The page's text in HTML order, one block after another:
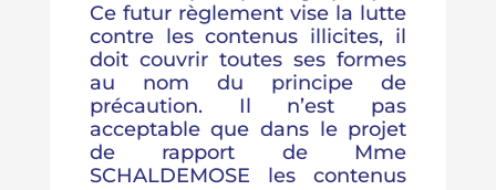
Ce futur règlement vise la lutte
contre les contenus illicites, il
doit couvrir toutes ses formes
au nom du principe de
précaution. Il n’est pas
acceptable que dans le projet
de rapport de Mme
SCHALDEMOSE les contenus